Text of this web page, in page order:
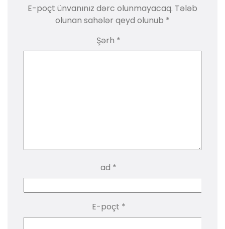
E-poçt ünvanınız dərc olunmayacaq. Tələb
olunan sahələr qeyd olunub *
Şərh *
ad *
E-poçt *